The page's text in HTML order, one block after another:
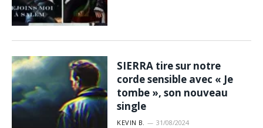
SIERRA tire sur notre
corde sensible avec « Je
tombe », son nouveau
single
KEVIN B. 31/08/2024